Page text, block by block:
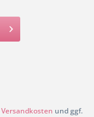
Versandkosten und ggf.